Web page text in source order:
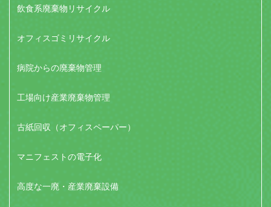
飲食系廃棄物リサイクル
オフィスゴミリサイクル
病院からの廃棄物管理
工場向け産業廃棄物管理
古紙回収（オフィスペーパー）
マニフェストの電子化
高度な一廃・産業廃棄設備